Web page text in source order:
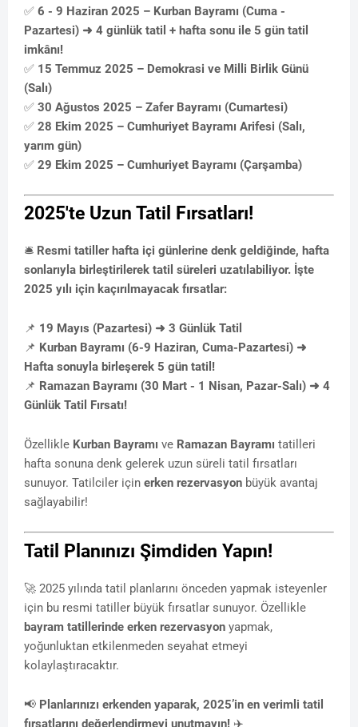
✅ 6 - 9 Haziran 2025 – Kurban Bayramı (Cuma -
Pazartesi) ➜ 4 günlük tatil + hafta sonu ile 5 gün tatil
imkânı!
✅ 15 Temmuz 2025 – Demokrasi ve Milli Birlik Günü
(Salı)
✅ 30 Ağustos 2025 – Zafer Bayramı (Cumartesi)
✅ 28 Ekim 2025 – Cumhuriyet Bayramı Arifesi (Salı,
yarım gün)
✅ 29 Ekim 2025 – Cumhuriyet Bayramı (Çarşamba)
2025'te Uzun Tatil Fırsatları!
🛎️ Resmi tatiller hafta içi günlerine denk geldiğinde, hafta
sonlarıyla birleştirilerek tatil süreleri uzatılabiliyor. İşte
2025 yılı için kaçırılmayacak fırsatlar:
📌 19 Mayıs (Pazartesi) ➜ 3 Günlük Tatil
📌 Kurban Bayramı (6-9 Haziran, Cuma-Pazartesi) ➜
Hafta sonuyla birleşerek 5 gün tatil!
📌 Ramazan Bayramı (30 Mart - 1 Nisan, Pazar-Salı) ➜ 4
Günlük Tatil Fırsatı!
Özellikle Kurban Bayramı ve Ramazan Bayramı tatilleri
hafta sonuna denk gelerek uzun süreli tatil fırsatları
sunuyor. Tatilciler için erken rezervasyon büyük avantaj
sağlayabilir!
Tatil Planınızı Şimdiden Yapın!
🚀 2025 yılında tatil planlarını önceden yapmak isteyenler
için bu resmi tatiller büyük fırsatlar sunuyor. Özellikle
bayram tatillerinde erken rezervasyon yapmak,
yoğunluktan etkilenmeden seyahat etmeyi
kolaylaştıracaktır.
📢 Planlarınızı erkenden yaparak, 2025’in en verimli tatil
fırsatlarını değerlendirmeyi unutmayın! ✈️